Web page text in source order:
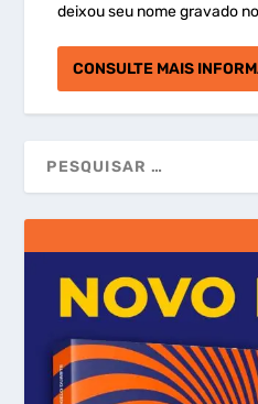
deixou seu nome gravado
CONSULTE MAIS